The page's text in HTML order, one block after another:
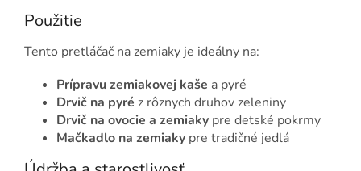
Použitie
Tento pretláčač na zemiaky je ideálny na:
Prípravu zemiakovej kaše a pyré
Drvič na pyré z rôznych druhov zeleniny
Drvič na ovocie a zemiaky pre detské pokrmy
Mačkadlo na zemiaky pre tradičné jedlá